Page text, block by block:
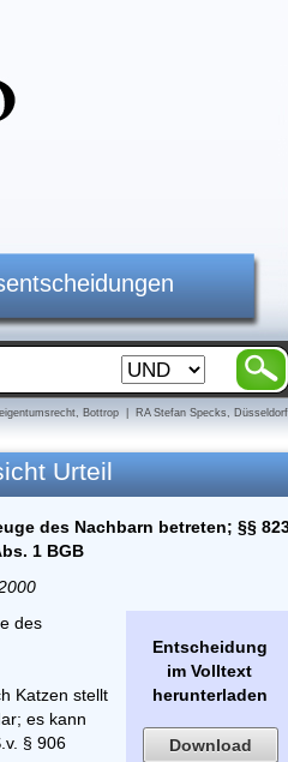
Bottrop | RA Stefan Specks,
Urteil
des Nachbarn betreten; §§
1 BGB
Entscheidung
im Volltext
herunterladen
Download
des
Katzen stellt
es kann
§ 906